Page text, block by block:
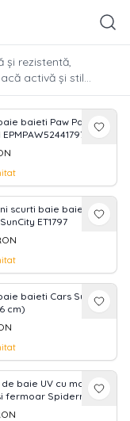
și rezistentă,
activă și stil
până la
materiale de
să țină pasul cu
baieti Paw Patrol
EPMPAW52441797
scurti baie baieti
ET1797
baieti Cars SunCity
cm)
de baie UV cu maneci
fermoar Spiderman